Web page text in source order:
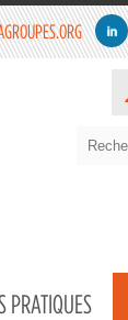
PRATIQUES